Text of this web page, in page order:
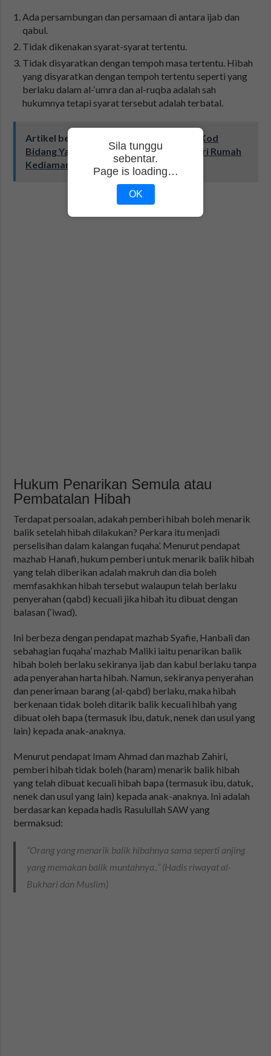
Ada persambungan dan persamaan di antara ijab dan
qabul.
Tidak dikenakan syarat-syarat tertentu.
Tidak disyaratkan dengan tempoh masa tertentu. Hibah
yang disyaratkan dengan tempoh tertentu seperti yang
berlaku dalam al-‘umra dan al-ruqba adalah sah
hukumnya tetapi syarat tersebut adalah terbatal.
Artikel berkaitan:
ePerolehan: Senarai Kod
Bidang Yang Dibenarkan Beroperasi Dari Rumah
Kediaman
Hukum Penarikan Semula atau
Pembatalan Hibah
Terdapat persoalan, adakah pemberi hibah boleh menarik
balik setelah hibah dilakukan? Perkara itu menjadi
perselisihan dalam kalangan fuqaha’. Menurut pendapat
mazhab Hanafi, hukum pemberi untuk menarik balik hibah
yang telah diberikan adalah makruh dan dia boleh
memfasakhkan hibah tersebut walaupun telah berlaku
penyerahan (qabd) kecuali jika hibah itu dibuat dengan
balasan (‘iwad).
Ini berbeza dengan pendapat mazhab Syafie, Hanbali dan
sebahagian fuqaha’ mazhab Maliki iaitu penarikan balik
hibah boleh berlaku sekiranya ijab dan kabul berlaku tanpa
ada penyerahan harta hibah. Namun, sekiranya penyerahan
dan penerimaan barang (al-qabd) berlaku, maka hibah
berkenaan tidak boleh ditarik balik kecuali hibah yang
dibuat oleh bapa (termasuk ibu, datuk, nenek dan usul yang
lain) kepada anak-anaknya.
Menurut pendapat Imam Ahmad dan mazhab Zahiri,
pemberi hibah tidak boleh (haram) menarik balik hibah
yang telah dibuat kecuali hibah bapa (termasuk ibu, datuk,
nenek dan usul yang lain) kepada anak-anaknya. Ini adalah
berdasarkan kepada hadis Rasulullah SAW yang
bermaksud:
“Orang yang menarik balik hibahnya sama seperti anjing
yang memakan balik muntahnya..” (Hadis riwayat al-
Bukhari dan Muslim)
Sila tunggu
sebentar.
Page is loading…
OK